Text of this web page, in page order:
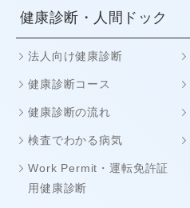
健康診断・人間ドック
法人向け健康診断
健康診断コース
健康診断の流れ
検査でわかる病気
Work Permit・運転免許証
用健康診断